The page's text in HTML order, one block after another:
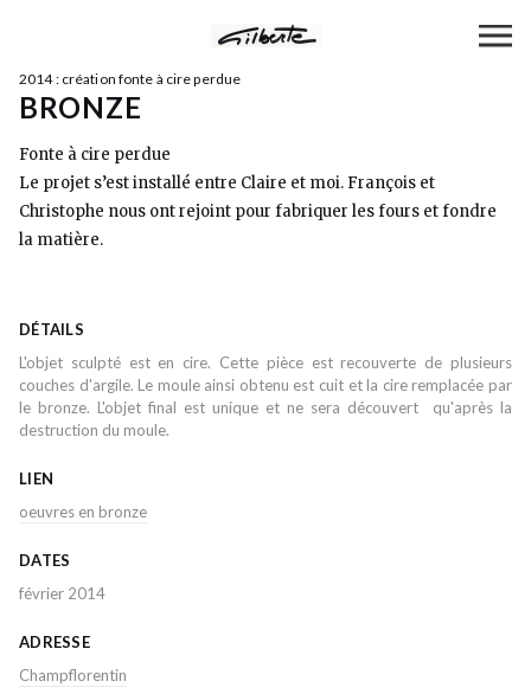
2014 : création fonte à cire perdue
BRONZE
Fonte à cire perdue
Le projet s’est installé entre Claire et moi. François et
Christophe nous ont rejoint pour fabriquer les fours et fondre
la matière.
DÉTAILS
L'objet sculpté est en cire. Cette pièce est recouverte de plusieurs
couches d'argile. Le moule ainsi obtenu est cuit et la cire remplacée par
le bronze. L'objet final est unique et ne sera découvert qu'après la
destruction du moule.
LIEN
oeuvres en bronze
DATES
février 2014
ADRESSE
Champflorentin